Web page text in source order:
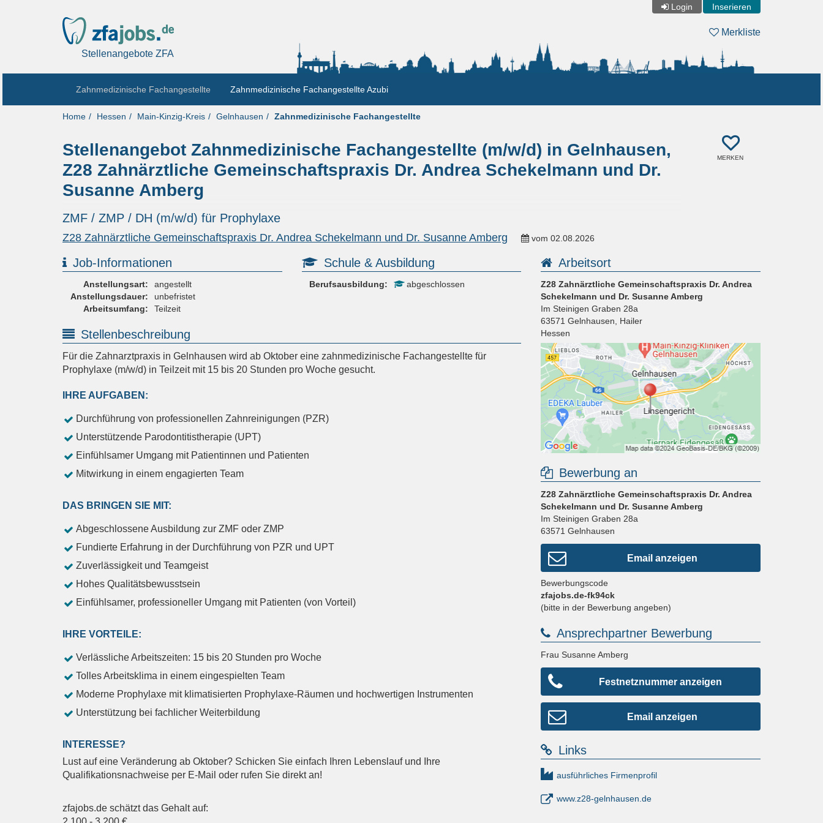
Login Inserieren
Stellenangebote ZFA
Merkliste
Zahnmedizinische Fachangestellte Zahnmedizinische Fachangestellte Azubi
Home Hessen Main-Kinzig-Kreis Gelnhausen Zahnmedizinische Fachangestellte
Stellenangebot Zahnmedizinische Fachangestellte (m/w/d) in Gelnhausen,
Z28 Zahnärztliche Gemeinschaftspraxis Dr. Andrea Schekelmann und Dr.
Susanne Amberg
MERKEN
ZMF / ZMP / DH (m/w/d) für Prophylaxe
Z28 Zahnärztliche Gemeinschaftspraxis Dr. Andrea Schekelmann und Dr. Susanne Amberg vom 02.08.2026
Job-Informationen
Anstellungsart:
angestellt
Anstellungsdauer:
unbefristet
Arbeitsumfang:
Teilzeit
Schule & Ausbildung
Berufsausbildung: abgeschlossen
Stellenbeschreibung
Für die Zahnarztpraxis in Gelnhausen wird ab Oktober eine zahnmedizinische Fachangestellte für
Prophylaxe (m/w/d) in Teilzeit mit 15 bis 20 Stunden pro Woche gesucht.
IHRE AUFGABEN:
Durchführung von professionellen Zahnreinigungen (PZR)
Unterstützende Parodontitistherapie (UPT)
Einfühlsamer Umgang mit Patientinnen und Patienten
Mitwirkung in einem engagierten Team
DAS BRINGEN SIE MIT:
Abgeschlossene Ausbildung zur ZMF oder ZMP
Fundierte Erfahrung in der Durchführung von PZR und UPT
Zuverlässigkeit und Teamgeist
Hohes Qualitätsbewusstsein
Einfühlsamer, professioneller Umgang mit Patienten (von Vorteil)
IHRE VORTEILE:
Verlässliche Arbeitszeiten: 15 bis 20 Stunden pro Woche
Tolles Arbeitsklima in einem eingespielten Team
Moderne Prophylaxe mit klimatisierten Prophylaxe-Räumen und hochwertigen Instrumenten
Unterstützung bei fachlicher Weiterbildung
INTERESSE?
Lust auf eine Veränderung ab Oktober? Schicken Sie einfach Ihren Lebenslauf und Ihre
Qualifikationsnachweise per E-Mail oder rufen Sie direkt an!
zfajobs.de schätzt das Gehalt auf:
Arbeitsort
Z28 Zahnärztliche Gemeinschaftspraxis Dr. Andrea
Schekelmann und Dr. Susanne Amberg
Im Steinigen Graben 28a
63571 Gelnhausen, Hailer
Hessen
Bewerbung an
Z28 Zahnärztliche Gemeinschaftspraxis Dr. Andrea
Schekelmann und Dr. Susanne Amberg
Im Steinigen Graben 28a
63571 Gelnhausen
Email anzeigen
Bewerbungscode
zfajobs.de-fk94ck
(bitte in der Bewerbung angeben)
Ansprechpartner Bewerbung
Frau Susanne Amberg
Festnetznummer anzeigen
Email anzeigen
Links
ausführliches Firmenprofil
www.z28-gelnhausen.de